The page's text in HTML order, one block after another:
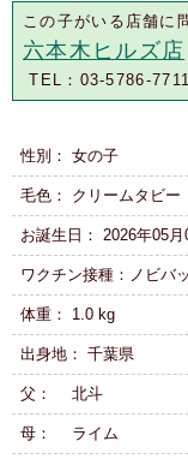
この子がいる店舗に
六本木ヒルズ店
TEL：03-5786-
性別： 女の子
毛色： クリームタビー
お誕生日： 2026年05月
ワクチン接種：ノビバ
体重： 1.0 kg
出身地： 千葉県
父： 北斗
母： ライム